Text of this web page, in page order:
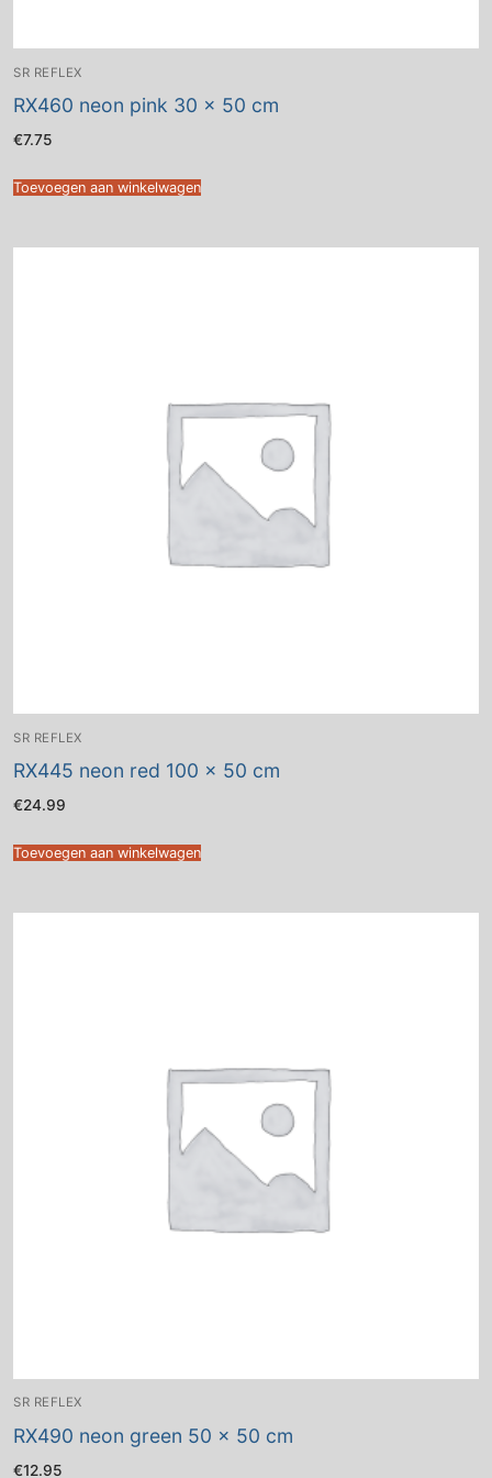
SR REFLEX
RX460 neon pink 30 x 50 cm
€7.75
Toevoegen aan winkelwagen
SR REFLEX
RX445 neon red 100 x 50 cm
€24.99
Toevoegen aan winkelwagen
SR REFLEX
RX490 neon green 50 x 50 cm
€12.95